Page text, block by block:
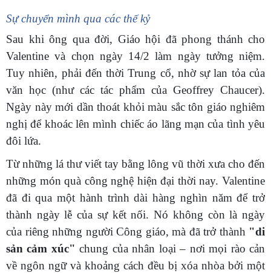
Sự chuyển mình qua các thế kỷ
Sau khi ông qua đời, Giáo hội đã phong thánh cho
Valentine và chọn ngày 14/2 làm ngày tưởng niệm.
Tuy nhiên, phải đến thời Trung cổ, nhờ sự lan tỏa của
văn học (như các tác phẩm của Geoffrey Chaucer).
Ngày này mới dần thoát khỏi màu sắc tôn giáo nghiêm
nghị để khoác lên mình chiếc áo lãng mạn của tình yêu
đôi lứa.
Từ những lá thư viết tay bằng lông vũ thời xưa cho đến
những món quà công nghệ hiện đại thời nay. Valentine
đã đi qua một hành trình dài hàng nghìn năm để trở
thành ngày lễ của sự kết nối. Nó không còn là ngày
của riêng những người Công giáo, mà đã trở thành "di
sản cảm xúc" chung của nhân loại – nơi mọi rào cản
về ngôn ngữ và khoảng cách đều bị xóa nhòa bởi một